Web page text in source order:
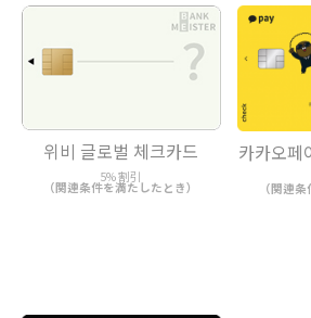
위비 글로벌 체크카드
5% 割引
（関連条件を満たしたとき）
카카오페
（関連